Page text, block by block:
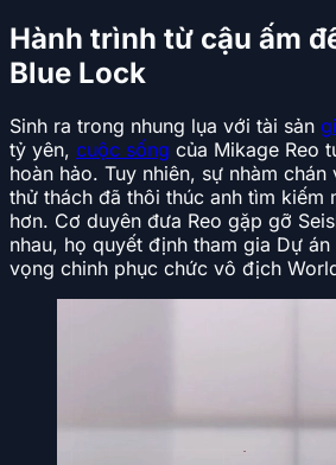
Hành trình từ cậu ấm
Blue Lock
Sinh ra trong nhung lụa với tài sản
tỷ yên, cuộc sống của Mikage Reo
hoàn hảo. Tuy nhiên, sự nhàm
thử thách đã thôi thúc anh tìm kiếm
hơn. Cơ duyên đưa Reo gặp gỡ
nhau, họ quyết định tham gia Dự
vọng chinh phục chức vô địch